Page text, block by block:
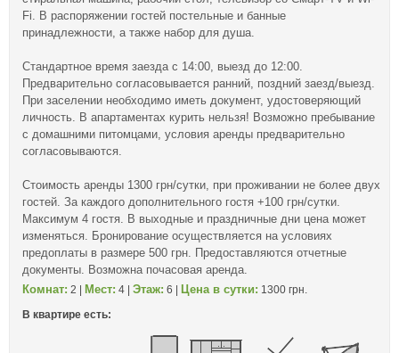
Fi. В распоряжении гостей постельные и банные
принадлежности, а также набор для душа.
Стандартное время заезда с 14:00, выезд до 12:00.
Предварительно согласовывается ранний, поздний заезд/выезд.
При заселении необходимо иметь документ, удостоверяющий
личность. В апартаментах курить нельзя! Возможно пребывание
с домашними питомцами, условия аренды предварительно
согласовываются.
Стоимость аренды 1300 грн/сутки, при проживании не более двух
гостей. За каждого дополнительного гостя +100 грн/сутки.
Максимум 4 гостя. В выходные и праздничные дни цена может
изменяться. Бронирование осуществляется на условиях
предоплаты в размере 500 грн. Предоставляются отчетные
документы. Возможна почасовая аренда.
Комнат: 2 | Мест: 4 | Этаж: 6 | Цена в сутки: 1300 грн.
В квартире есть: